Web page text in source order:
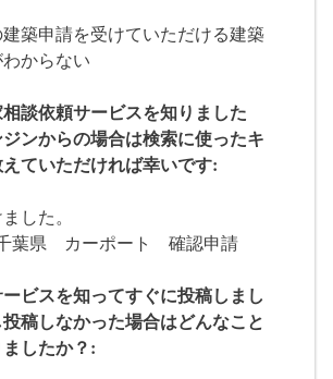
築申請を受けていただける建築
からない
談依頼サービスを知りました
ンからの場合は検索に使ったキ
ていただければ幸いです:
した。
葉県 カーポート 確認申請
ビスを知ってすぐに投稿しまし
稿しなかった場合はどんなこと
したか？: